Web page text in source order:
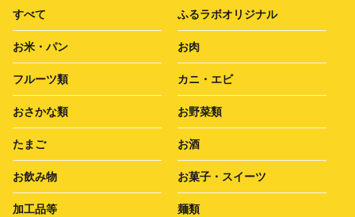
すべて ふるラボオリジナル
お米・パン お肉
フルーツ類 カニ・エビ
おさかな類 お野菜類
たまご お酒
お飲み物 お菓子・スイーツ
加工品等 麺類